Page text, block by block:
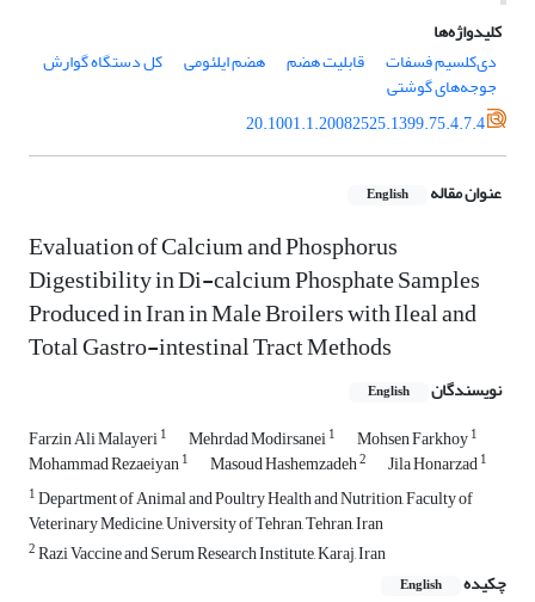
کلیدواژه‌ها
دی‌کلسیم فسفات
قابلیت هضم هضم ایلئومی کل دستگاه گوارش
جوجه‌های گوشتی
20.1001.1.20082525.1399.75.4.7.4
عنوان مقاله English
Evaluation of Calcium and Phosphorus
Digestibility in Di-calcium Phosphate Samples
Produced in Iran in Male Broilers with Ileal and
Total Gastro-intestinal Tract Methods
نویسندگان English
Farzin Ali Malayeri1 Mehrdad Modirsanei1 Mohsen Farkhoy1
Mohammad Rezaeiyan1 Masoud Hashemzadeh2 Jila Honarzad1
1Department of Animal and Poultry Health and Nutrition, Faculty of
Veterinary Medicine, University of Tehran, Tehran, Iran
2Razi Vaccine and Serum Research Institute, Karaj, Iran
چکیده
English